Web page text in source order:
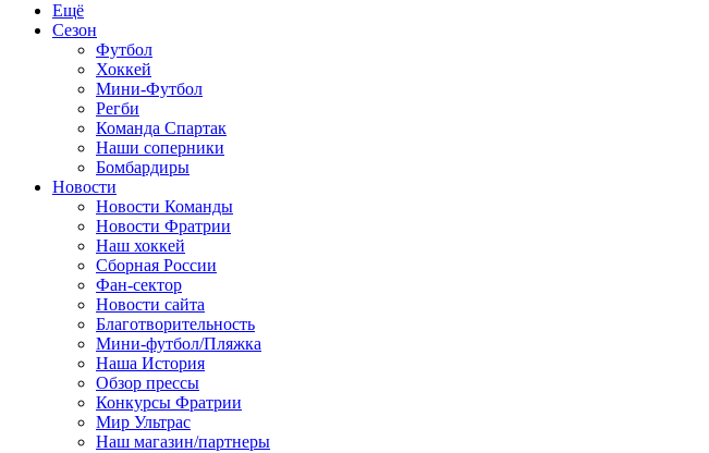
Ещё
Сезон
Футбол
Хоккей
Мини-Футбол
Регби
Команда Спартак
Наши соперники
Бомбардиры
Новости
Новости Команды
Новости Фратрии
Наш хоккей
Сборная России
Фан-cектор
Новости сайта
Благотворительность
Мини-футбол/Пляжка
Наша История
Обзор прессы
Конкурсы Фратрии
Мир Ультрас
Наш магазин/партнеры